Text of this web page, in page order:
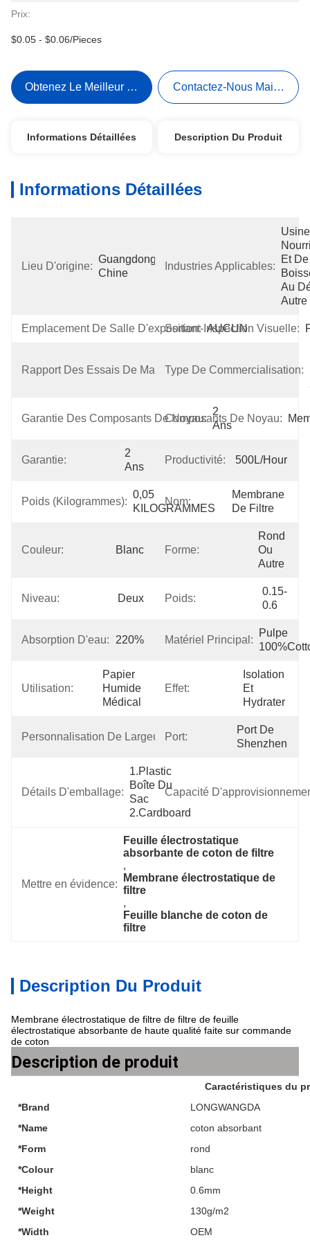
Prix:
$0.05 - $0.06/Pieces
Obtenez Le Meilleur Prix Contactez-Nous Maintenant
Informations Détaillées Description Du Produit
Informations Détaillées
Lieu D'origine:
Guangdong,
Chine
Industries Applicables:
Et De
Au
Autre
Emplacement De Salle D'exposition: AUCUN
Sortant-Inspection Visuelle:
Rapport Des Essais De Machines: Fourni
Type De Commercialisation:
Garantie Des Composants De Noyau:
2
Ans
Composants De Noyau:
Garantie:
2
Ans
Productivité: 500L/Hour
Poids (kilogrammes):
0,05
KILOGRAMMES
Nom:
Membrane
De Filtre
Couleur: Blanc Forme:
Rond
Ou
Autre
Niveau: Deux Poids:
0.15-
0.6
Absorption D'eau: 220% Matériel Principal:
Pulpe
Utilisation:
Papier
Humide
Médical
Effet:
Isolation
Et
Hydrater
Personnalisation De Largeur: OEM
Port:
Port De
Shenzhen
Détails D'emballage:
1.Plastic
Boîte Du
Sac
2.Cardboard
Capacité
Mettre en évidence:
Feuille électrostatique
absorbante de coton de filtre
,
Membrane électrostatique de
filtre
,
Feuille blanche de coton de
filtre
Description Du Produit
Membrane électrostatique de filtre de filtre de feuille
électrostatique absorbante de haute qualité faite sur commande
de coton
Description de produit
Caractéristiques du
*Brand
LONGWANGDA
*Name
coton absorbant
*Form
rond
*Colour
blanc
*Height
0.6mm
*Weight
130g/m2
*Width
OEM